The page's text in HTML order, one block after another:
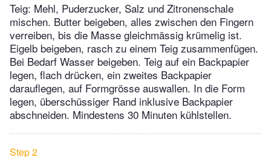
Teig: Mehl, Puderzucker, Salz und Zitronenschale
mischen. Butter beigeben, alles zwischen den Fingern
verreiben, bis die Masse gleichmässig krümelig ist.
Eigelb beigeben, rasch zu einem Teig zusammenfügen.
Bei Bedarf Wasser beigeben. Teig auf ein Backpapier
legen, flach drücken, ein zweites Backpapier
darauflegen, auf Formgrösse auswallen. In die Form
legen, überschüssiger Rand inklusive Backpapier
abschneiden. Mindestens 30 Minuten kühlstellen.
Step 2